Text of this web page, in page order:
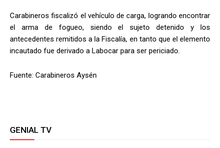
Carabineros fiscalizó el vehículo de carga, logrando encontrar
el arma de fogueo, siendo el sujeto detenido y los
antecedentes remitidos a la Fiscalía, en tanto que el elemento
incautado fue derivado a Labocar para ser periciado.
Fuente: Carabineros Aysén
GENIAL TV